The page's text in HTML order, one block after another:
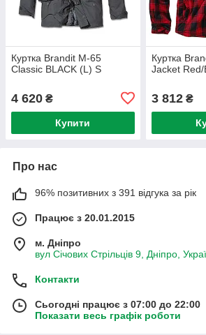
Куртка Brandit M-65
Classic BLACK (L) S
4 620 ₴
Купити
Куртка
Jacket Red/
3 812₴
Про нас
96% позитивних з 391 відгука за рік
Працює з 20.01.2015
м. Дніпро
вул Січових Стрільців 9, Дніпро,
Контакти
Сьогодні працює з 07:00 до 22:00
Показати весь графік роботи